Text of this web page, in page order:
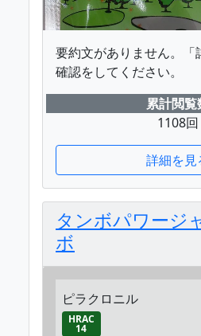
要約文がありません。「
確認をしてください。
累計閲覧
1108回
詳細を見
タンボパワージ
ボ
ピラクロニル
HRAC
14